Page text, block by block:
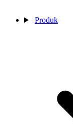
Produk